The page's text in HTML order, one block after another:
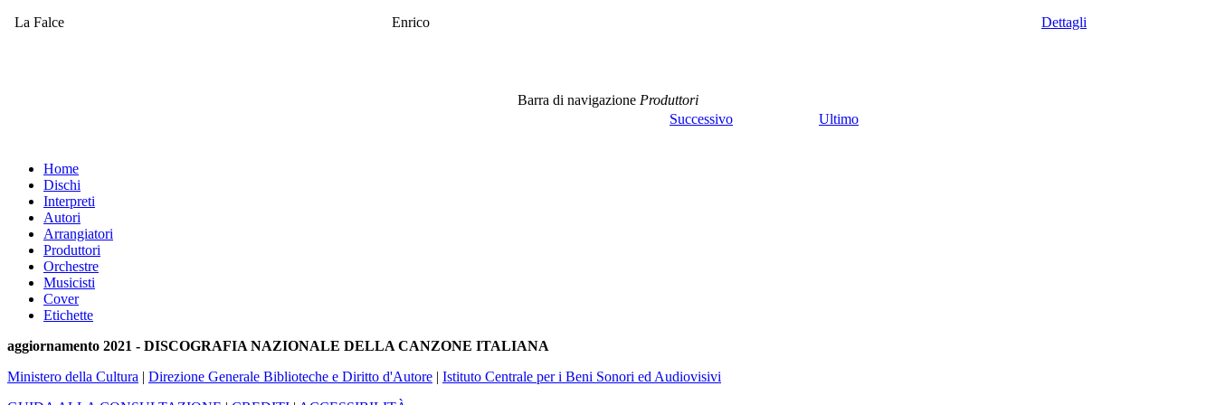
La Falce Enrico Dettagli
Barra di navigazione Produttori
Successivo
Ultimo
Home
Dischi
Interpreti
Autori
Arrangiatori
Produttori
Orchestre
Musicisti
Cover
Etichette
aggiornamento 2021 - DISCOGRAFIA NAZIONALE DELLA CANZONE ITALIANA
Ministero della Cultura | Direzione Generale Biblioteche e Diritto d'Autore | Istituto Centrale per i Beni Sonori ed Audiovisivi